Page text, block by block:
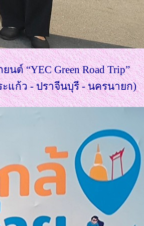
ต์ “YEC Green Road Trip”
แก้ว - ปราจีนบุรี - นครนายก)